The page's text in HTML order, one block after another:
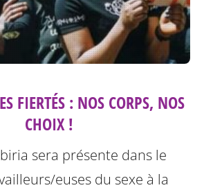
FIERTÉS : NOS CORPS, NOS
CHOIX !
sera présente dans le
euses du sexe à la